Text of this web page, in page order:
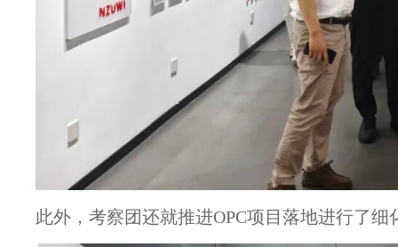
此外，考察团还就推进OPC项目落地进行了